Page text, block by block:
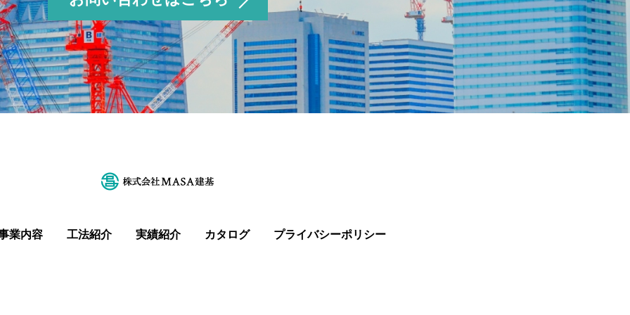
業内容 工法紹介 実績紹介 カタログ プライバシーポリシー